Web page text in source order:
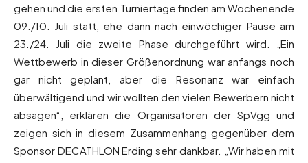
gehen und die ersten Turniertage finden am Wochenende
09./10. Juli statt, ehe dann nach einwöchiger Pause am
23./24. Juli die zweite Phase durchgeführt wird. „Ein
Wettbewerb in dieser Größenordnung war anfangs noch
gar nicht geplant, aber die Resonanz war einfach
überwältigend und wir wollten den vielen Bewerbern nicht
absagen“, erklären die Organisatoren der SpVgg und
zeigen sich in diesem Zusammenhang gegenüber dem
Sponsor DECATHLON Erding sehr dankbar. „Wir haben mit